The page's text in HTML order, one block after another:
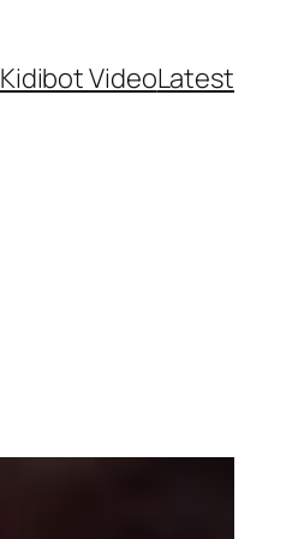
Kidibot VideoLatest